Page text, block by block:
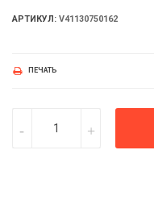
АРТИКУЛ: V41130750162
ПЕЧАТЬ